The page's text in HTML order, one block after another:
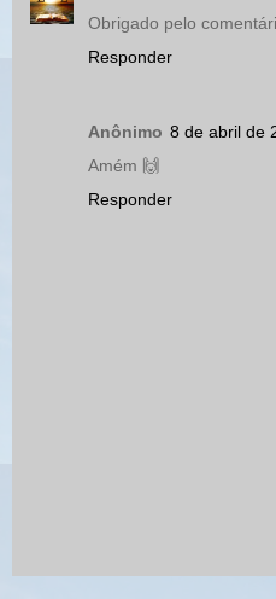
Obrigado pelo
Responder
Anônimo 8 de abril de
Amém 🙌
Responder